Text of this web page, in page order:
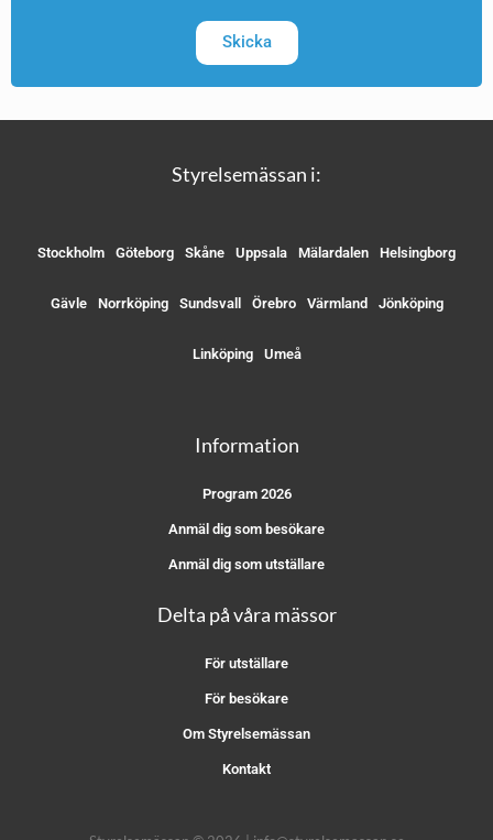
Skicka
Styrelsemässan i:
Stockholm Göteborg Skåne Uppsala Mälardalen Helsingborg
Gävle Norrköping Sundsvall Örebro Värmland Jönköping
Linköping Umeå
Information
Program 2026
Anmäl dig som besökare
Anmäl dig som utställare
Delta på våra mässor
För utställare
För besökare
Om Styrelsemässan
Kontakt